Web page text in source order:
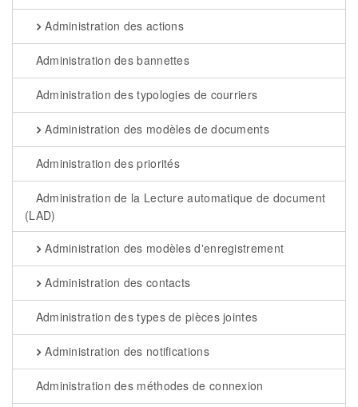
Administration des actions
Administration des bannettes
Administration des typologies de courriers
Administration des modèles de documents
Administration des priorités
Administration de la Lecture automatique de document
(LAD)
Administration des modèles d'enregistrement
Administration des contacts
Administration des types de pièces jointes
Administration des notifications
Administration des méthodes de connexion